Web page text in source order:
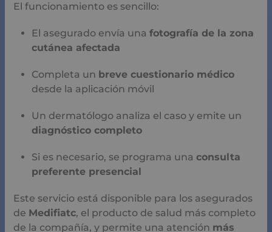
El funcionamiento es sencillo:
El asegurado envía una fotografía de la zona
cutánea afectada
Completa un breve cuestionario médico
desde la aplicación móvil
Un dermatólogo analiza el caso y emite un
diagnóstico completo
Si es necesario, se programa una consulta
preferente presencial
Este servicio está disponible para los asegurados
de Medifiatc, el producto de salud más completo
de la compañía, y permite una atención más